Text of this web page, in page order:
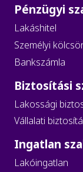
Pénzügyi
Lakáshitel
Személyi
Bankszámla
Biztosítási
Lakossági
Vállalati
Ingatlan
Lakóingatlan